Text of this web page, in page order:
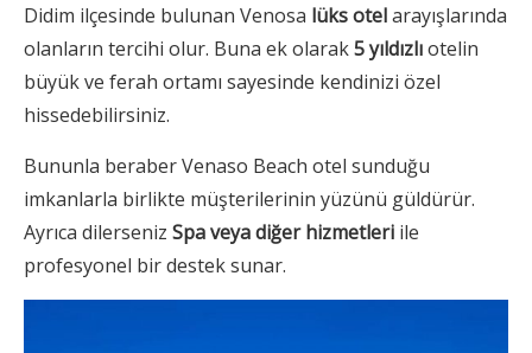
Didim ilçesinde bulunan Venosa lüks otelarayışlarında
olanların tercihi olur. Buna ek olarak5 yıldızlıotelin
büyük ve ferah ortamı sayesinde kendinizi özel
hissedebilirsiniz.
Bununla beraber Venaso Beach otel sunduğu
imkanlarla birlikte müşterilerinin yüzünü güldürür.
Ayrıca dilerseniz Spa veya diğer hizmetleri ile
profesyonel bir destek sunar.